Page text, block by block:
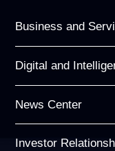
Business and
Digital and
News Center
Investor